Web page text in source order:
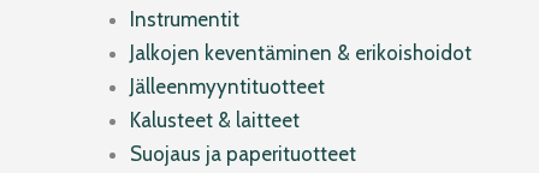
Instrumentit
Jalkojen keventäminen & erikoishoidot
Jälleenmyyntituotteet
Kalusteet & laitteet
Suojaus ja paperituotteet